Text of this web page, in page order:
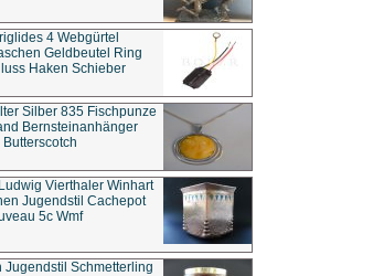
4 Webgürtel
Geldbeutel Ring
Haken Schieber
Silber 835 Fischpunze
Bernsteinanhänger
Vierthaler Winhart
Jugendstil Cachepot
5c Wmf
Jugendstil Schmetterling